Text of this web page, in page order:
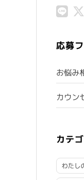
応募
お悩み
カウン
カテ
わたし